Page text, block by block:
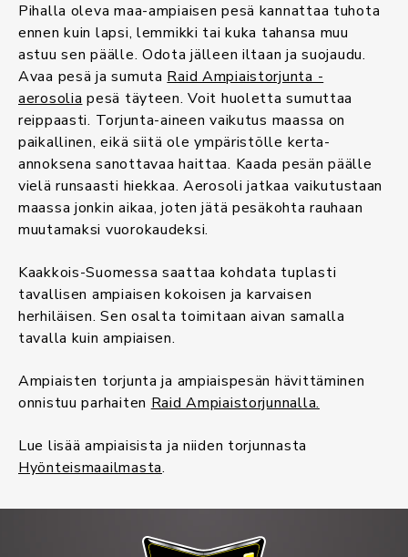
Pihalla oleva maa-ampiaisen pesä kannattaa tuhota
ennen kuin lapsi, lemmikki tai kuka tahansa muu
astuu sen päälle. Odota jälleen iltaan ja suojaudu.
Avaa pesä ja sumuta Raid Ampiaistorjunta -
aerosolia pesä täyteen. Voit huoletta sumuttaa
reippaasti. Torjunta-aineen vaikutus maassa on
paikallinen, eikä siitä ole ympäristölle kerta-
annoksena sanottavaa haittaa. Kaada pesän päälle
vielä runsaasti hiekkaa. Aerosoli jatkaa vaikutustaan
maassa jonkin aikaa, joten jätä pesäkohta rauhaan
muutamaksi vuorokaudeksi.
Kaakkois-Suomessa saattaa kohdata tuplasti
tavallisen ampiaisen kokoisen ja karvaisen
herhiläisen. Sen osalta toimitaan aivan samalla
tavalla kuin ampiaisen.
Ampiaisten torjunta ja ampiaispesän hävittäminen
onnistuu parhaiten Raid Ampiaistorjunnalla.
Lue lisää ampiaisista ja niiden torjunnasta
Hyönteismaailmasta.